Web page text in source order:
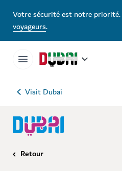
Votre sécurité est notre priorité.
voyageurs.
Visit Dubai
Retour